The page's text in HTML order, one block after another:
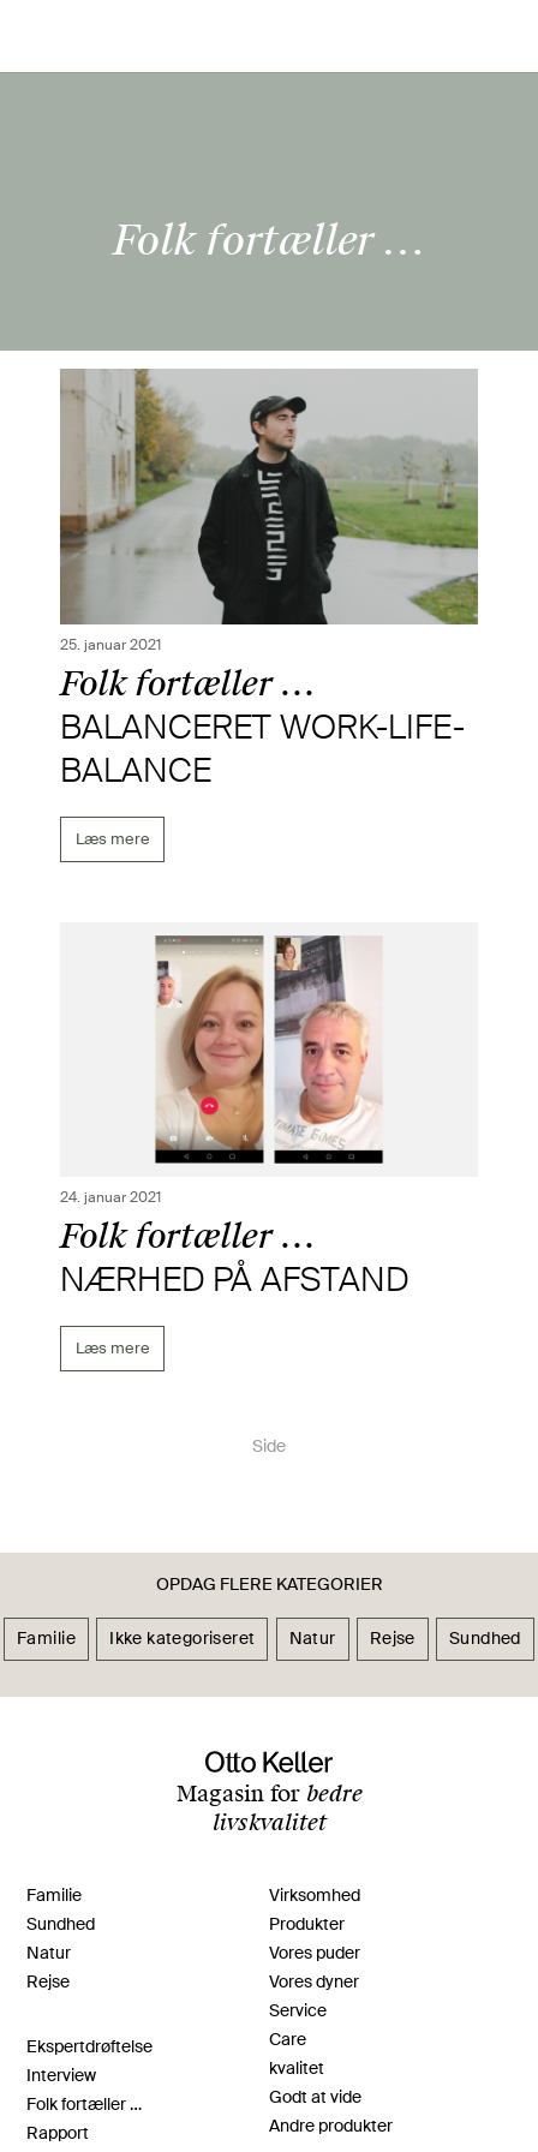
Folk fortæller …
25. januar 2021
Folk fortæller …
BALANCERET WORK-LIFE-
BALANCE
Læs mere
24. januar 2021
Folk fortæller …
NÆRHED PÅ AFSTAND
Læs mere
Side
OPDAG FLERE KATEGORIER
Familie Ikke kategoriseret Natur Rejse Sundhed
Magasin for bedre
livskvalitet
Familie
Sundhed
Natur
Rejse
Ekspertdrøftelse
Interview
Folk fortæller …
Rapport
Virksomhed
Produkter
Vores puder
Vores dyner
Service
Care
kvalitet
Godt at vide
Andre produkter